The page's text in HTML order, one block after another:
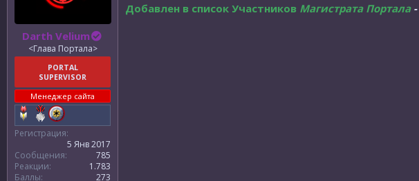
Darth Velium
<Глава Портала>
PORTAL
SUPERVISOR
Менеджер сайта
Регистрация
5 Янв 2017
Сообщения
785
Реакции
1.783
Баллы
273
Добавлен в список Участников Магистрата Портала-